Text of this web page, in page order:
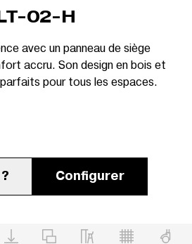
02-H
avec un panneau de siège
accru. Son design en bois et
pour tous les espaces.
Configurer